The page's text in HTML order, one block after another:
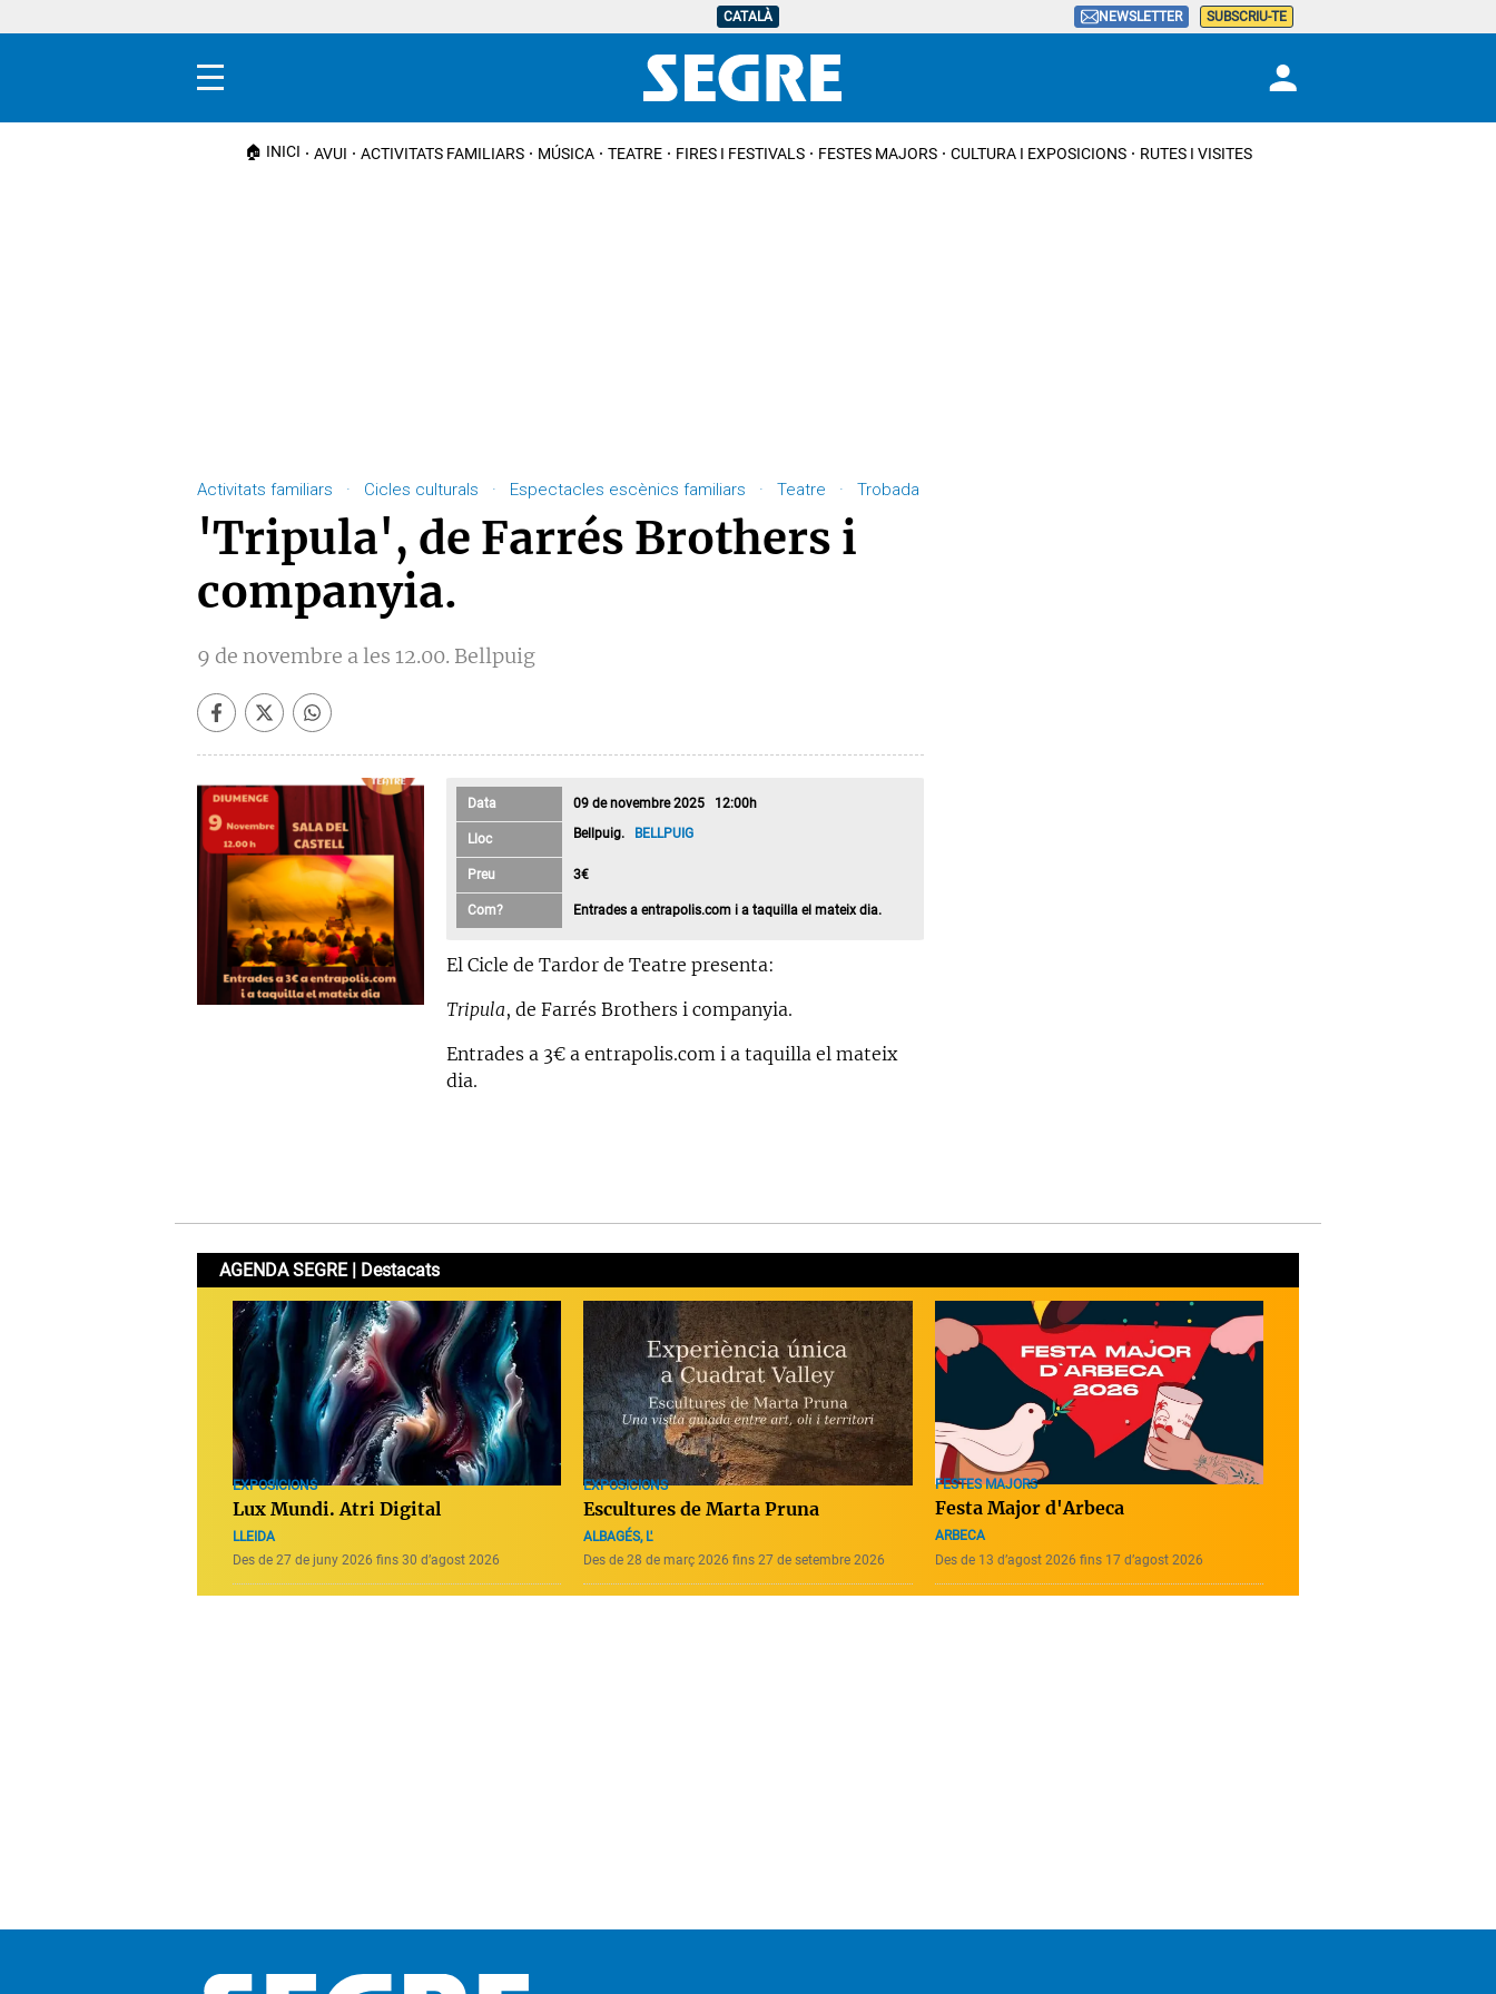
CATALÀ NEWSLETTER SUBSCRIU-TE
Menú
🏠 INICI AVUI ACTIVITATS FAMILIARS MÚSICA TEATRE FIRES I FESTIVALS FESTES MAJORS CULTURA I EXPOSICIONS RUTES I VISITES
Activitats familiars · Cicles culturals · Espectacles escènics familiars · Teatre · Trobada
'Tripula', de Farrés Brothers i
companyia.
9 de novembre a les 12.00. Bellpuig
Data 09 de novembre 2025 12:00h
Lloc Bellpuig. BELLPUIG
Preu 3€
Com? Entrades a entrapolis.com i a taquilla el mateix dia.
El Cicle de Tardor de Teatre presenta:
Tripula, de Farrés Brothers i companyia.
Entrades a 3€ a entrapolis.com i a taquilla el mateix
dia.
AGENDA SEGRE | Destacats
EXPOSICIONS
Lux Mundi. Atri Digital
LLEIDA
Des de 27 de juny 2026 fins 30 d’agost 2026
EXPOSICIONS
Escultures de Marta Pruna
ALBAGÉS, L'
Des de 28 de març 2026 fins 27 de setembre 2026
FESTES MAJORS
Festa Major d'Arbeca
ARBECA
Des de 13 d’agost 2026 fins 17 d’agost 2026